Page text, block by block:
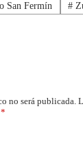
San Fermín #
no será publicada.
*